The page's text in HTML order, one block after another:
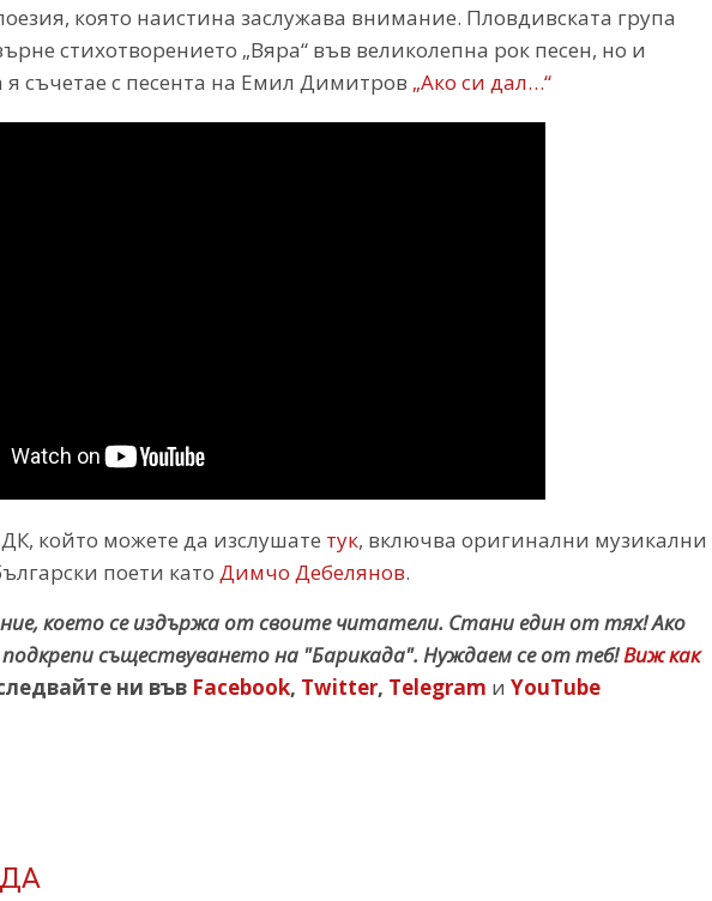
която наистина заслужава внимание. Пловдивската група
стихотворението „Вяра“ във великолепна рок песен, но и
съчетае с песента на Емил Димитров „Ако си дал…“
който можете да изслушате тук, включва оригинални музикални
поети като Димчо Дебелянов.
което се издържа от своите читатели. Стани един от тях! Ако
съществуването на "Барикада". Нуждаем се от теб!Виж как
ни във Facebook, Twitter, Telegram и YouTube